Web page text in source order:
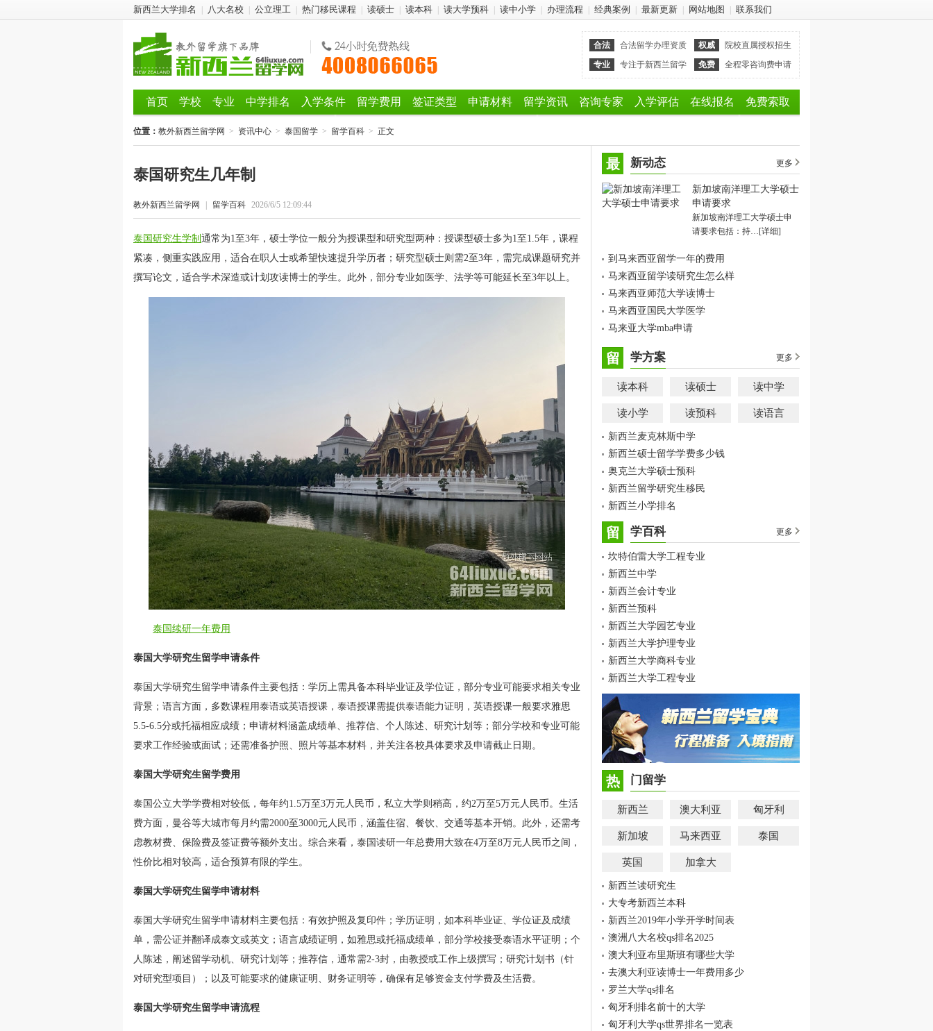
新西兰大学排名 八大名校 公立理工 热门移民课程 读硕士 读本科 读大学预科 读中小学 办理流程 经典案例 最新更新 网站地图 联系我们
合法 合法留学办理资质 权威
院校直属授权招生
专业
专注于新西兰留学 免费 全程零咨询费申请
首页 学校 专业 中学排名 入学条件 留学费用 签证类型 申请材料 留学资讯 咨询专家 入学评估 在线报名 免费索取
位置： 教外新西兰留学网 > 资讯中心 > 泰国留学 > 留学百科 > 正文
泰国研究生几年制
教外新西兰留学网 留学百科 2026/6/5 12:09:44
泰国研究生学制 通常为1至3年，硕士学位一般分为授课型和研究型两种：授课型硕士多为1至1.5年，课程
紧凑，侧重实践应用，适合在职人士或希望快速提升学历者；研究型硕士则需2至3年，需完成课题研究并
撰写论文，适合学术深造或计划攻读博士的学生。此外，部分专业如医学、法学等可能延长至3年以上。
泰国续研一年费用
泰国大学研究生留学申请条件
泰国大学研究生留学申请条件主要包括：学历上需具备本科毕业证及学位证，部分专业可能要求相关专业
背景；语言方面，多数课程用泰语或英语授课，泰语授课需提供泰语能力证明，英语授课一般要求雅思
5.5-6.5分或托福相应成绩；申请材料涵盖成绩单、推荐信、个人陈述、研究计划等；部分学校和专业可能
要求工作经验或面试；还需准备护照、照片等基本材料，并关注各校具体要求及申请截止日期。
泰国大学研究生留学费用
泰国公立大学学费相对较低，每年约1.5万至3万元人民币，私立大学则稍高，约2万至5万元人民币。生活
费方面，曼谷等大城市每月约需2000至3000元人民币，涵盖住宿、餐饮、交通等基本开销。此外，还需考
虑教材费、保险费及签证费等额外支出。综合来看，泰国读研一年总费用大致在4万至8万元人民币之间，
性价比相对较高，适合预算有限的学生。
泰国大学研究生留学申请材料
泰国大学研究生留学申请材料主要包括：有效护照及复印件；学历证明，如本科毕业证、学位证及成绩
单，需公证并翻译成泰文或英文；语言成绩证明，如雅思或托福成绩单，部分学校接受泰语水平证明；个
人陈述，阐述留学动机、研究计划等；推荐信，通常需2-3封，由教授或工作上级撰写；研究计划书（针
对研究型项目）；以及可能要求的健康证明、财务证明等，确保有足够资金支付学费及生活费。
泰国大学研究生留学申请流程
最 新动态 更多
新加坡南洋理工大学硕士
申请要求
新加坡南洋理工大学硕士申
请要求包括：持…[详细]
到马来西亚留学一年的费用
马来西亚留学读研究生怎么样
马来西亚师范大学读博士
马来西亚国民大学医学
马来亚大学mba申请
留 学方案 更多
读本科 读硕士 读中学
读小学 读预科 读语言
新西兰麦克林斯中学
新西兰硕士留学学费多少钱
奥克兰大学硕士预科
新西兰留学研究生移民
新西兰小学排名
留 学百科 更多
坎特伯雷大学工程专业
新西兰中学
新西兰会计专业
新西兰预科
新西兰大学园艺专业
新西兰大学护理专业
新西兰大学商科专业
新西兰大学工程专业
热 门留学
新西兰 澳大利亚 匈牙利
新加坡 马来西亚 泰国
英国 加拿大
新西兰读研究生
大专考新西兰本科
新西兰2019年小学开学时间表
澳洲八大名校qs排名2025
澳大利亚布里斯班有哪些大学
去澳大利亚读博士一年费用多少
罗兰大学qs排名
匈牙利排名前十的大学
匈牙利大学qs世界排名一览表